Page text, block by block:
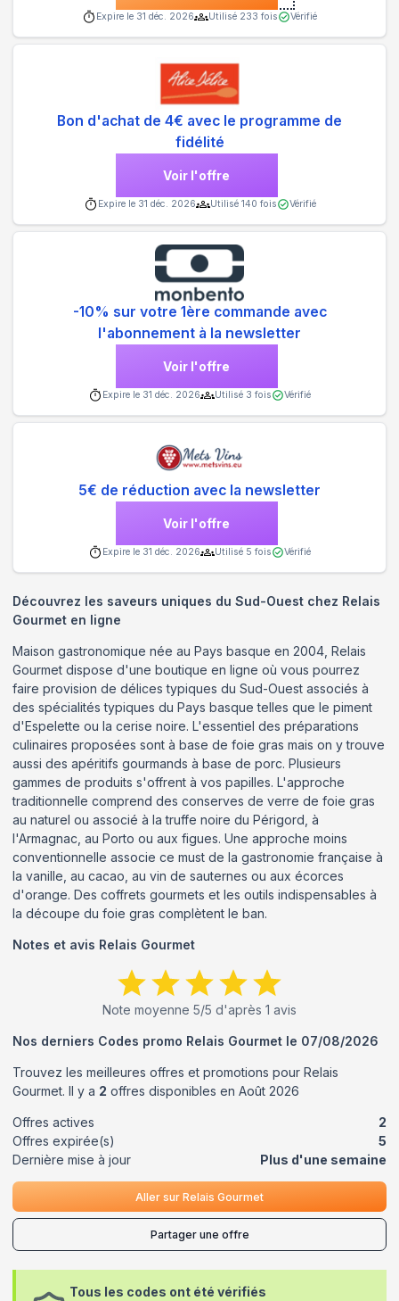
Expire le 31 déc. 2026 Utilisé 233 fois Vérifié
Bon d'achat de 4€ avec le programme de
fidélité
Voir l'offre
Expire le 31 déc. 2026 Utilisé 140 fois Vérifié
-10% sur votre 1ère commande avec
l'abonnement à la newsletter
Voir l'offre
Expire le 31 déc. 2026 Utilisé 3 fois Vérifié
5€ de réduction avec la newsletter
Voir l'offre
Expire le 31 déc. 2026 Utilisé 5 fois Vérifié
Découvrez les saveurs uniques du Sud-Ouest chez Relais
Gourmet en ligne
Maison gastronomique née au Pays basque en 2004, Relais
Gourmet dispose d'une boutique en ligne où vous pourrez
faire provision de délices typiques du Sud-Ouest associés à
des spécialités typiques du Pays basque telles que le piment
d'Espelette ou la cerise noire. L'essentiel des préparations
culinaires proposées sont à base de foie gras mais on y trouve
aussi des apéritifs gourmands à base de porc. Plusieurs
gammes de produits s'offrent à vos papilles. L'approche
traditionnelle comprend des conserves de verre de foie gras
au naturel ou associé à la truffe noire du Périgord, à
l'Armagnac, au Porto ou aux figues. Une approche moins
conventionnelle associe ce must de la gastronomie française à
la vanille, au cacao, au vin de sauternes ou aux écorces
d'orange. Des coffrets gourmets et les outils indispensables à
la découpe du foie gras complètent le ban.
Notes et avis Relais Gourmet
Note moyenne 5/5 d'après 1 avis
Nos derniers Codes promo Relais Gourmet le 07/08/2026
Trouvez les meilleures offres et promotions pour Relais
Gourmet. Il y a 2 offres disponibles en Août 2026
Offres actives
2
Offres expirée(s)
5
Dernière mise à jour
Plus d'une semaine
Aller sur Relais Gourmet
Partager une offre
Tous les codes ont été vérifiés